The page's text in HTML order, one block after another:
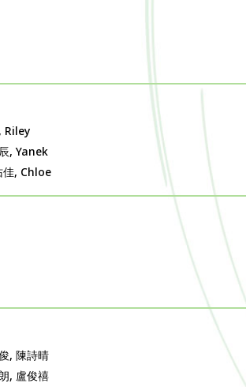
Riley
, Yanek
佳, Chloe
, 陳詩晴
, 盧俊禧